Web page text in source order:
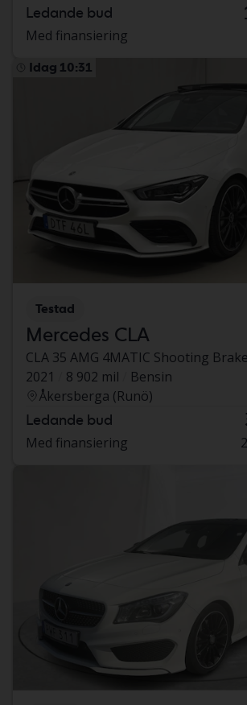
Ledande bud
Med finansiering
Idag 10:31
Testad
Mercedes CLA
CLA 35 AMG 4MATIC Shooting
2021
8 902 mil
Bensin
Åkersberga (Runö)
Ledande bud
Med finansiering